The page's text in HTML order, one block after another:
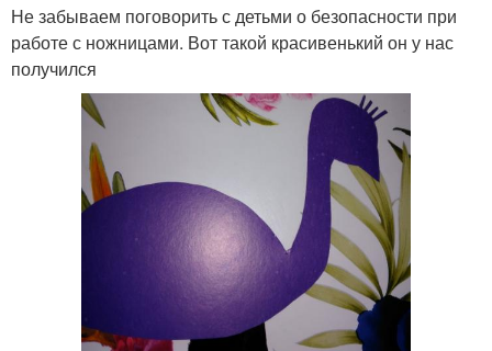
Не забываем поговорить с детьми о безопасности при
работе с ножницами. Вот такой красивенький он у нас
получился